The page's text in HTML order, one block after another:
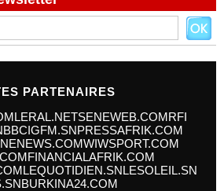
PARTENAIRES
LERAL.NETSENEWEB.COMRFI
BBCIGFM.SNPRESSAFRIK.COM
WIWSPORT.COM
FINANCIALAFRIK.COM
LEQUOTIDIEN.SNLESOLEIL.SN
BURKINA24.COM